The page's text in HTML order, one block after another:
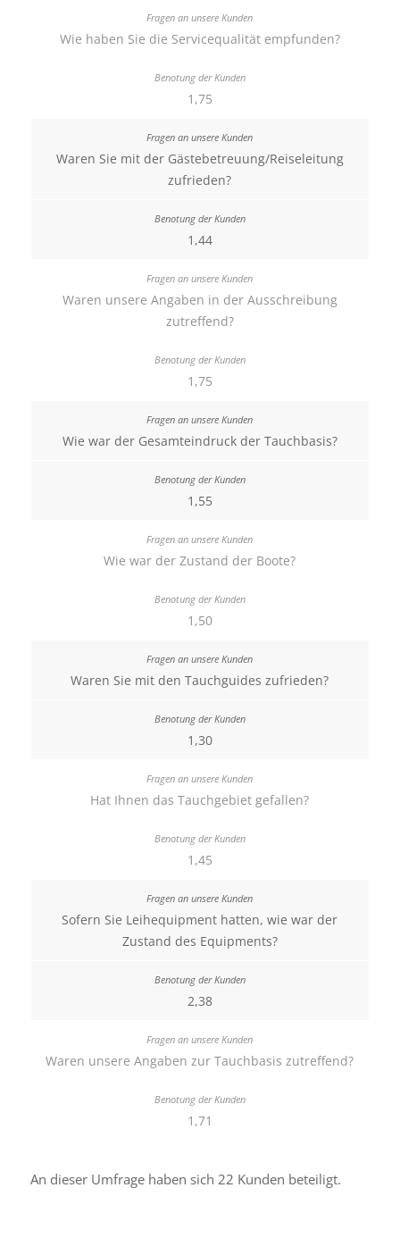
Wie haben Sie die Servicequalität empfunden?
1,75
Waren Sie mit der Gästebetreuung/Reiseleitung
zufrieden?
1,44
Waren unsere Angaben in der Ausschreibung
zutreffend?
1,75
Wie war der Gesamteindruck der Tauchbasis?
1,55
Wie war der Zustand der Boote?
1,50
Waren Sie mit den Tauchguides zufrieden?
1,30
Hat Ihnen das Tauchgebiet gefallen?
1,45
Sofern Sie Leihequipment hatten, wie war der
Zustand des Equipments?
2,38
Waren unsere Angaben zur Tauchbasis zutreffend?
1,71
An dieser Umfrage haben sich 22 Kunden beteiligt.